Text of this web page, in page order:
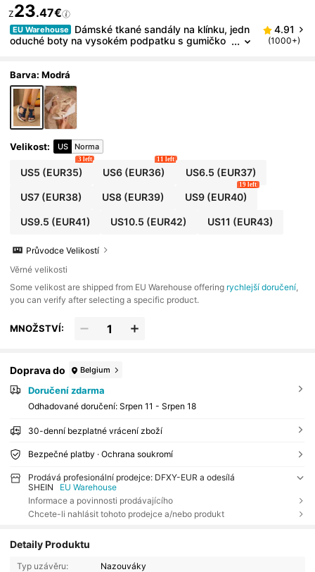
Z23.47€
EU Warehouse
Dámské tkané sandály na klínku, jedn
oduché boty na vysokém podpatku s gumičko
4.91
(1000+)
Barva: Modrá
Velikost: US Norma
US5 (EUR35)
3 left
US6 (EUR36)
11 left
US6.5 (EUR37)
US7(EUR38) US8 (EUR39) US9(EUR40)
19 left
US9.5 (EUR41) US10.5 (EUR42) US11 (EUR43)
Průvodce Velikostí
Věrné velikosti
​Some velikost are shipped from EU Warehouse offering rychlejší doručení,
you can verify after selecting a specific product.
MNOŽSTVÍ:
Doprava do Belgium
Doručení zdarma
Odhadované doručení: Srpen 11 - Srpen 18
30-denní bezplatné vrácení zboží
Bezpečné platby · Ochrana soukromí
Prodává profesionální prodejce: DFXY-EUR a odesílá
SHEIN
EU Warehouse
Informace a povinnosti prodávajícího
Chcete-li nahlásit tohoto prodejce a/nebo produkt
Detaily Produktu
Typ uzávěru: Nazouváky